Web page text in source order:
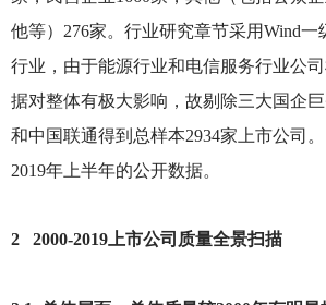
他等）276家。行业研究章节采用Wind一
行业，由于能源行业和电信服务行业公
据对整体有极大影响，故剔除三大国企
和中国联通得到总样本2934家上市公司
2019年上半年的公开数据。
2 2000-2019上市公司质量全景扫描